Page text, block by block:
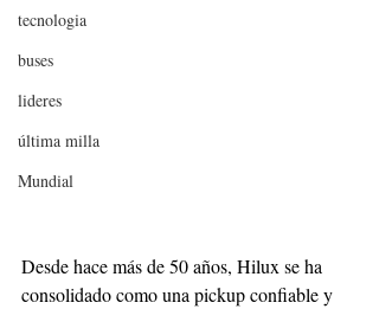
tecnologia
buses
lideres
última milla
Mundial
Desde hace más de 50 años, Hilux se ha
consolidado como una pickup confiable y